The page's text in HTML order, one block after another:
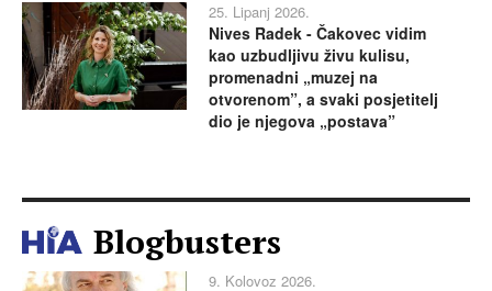
25. Lipanj 2026.
Nives Radek - Čakovec vidim
kao uzbudljivu živu kulisu,
promenadni „muzej na
otvorenom”, a svaki posjetitelj
dio je njegova „postava”
Blogbusters
9. Kolovoz 2026.